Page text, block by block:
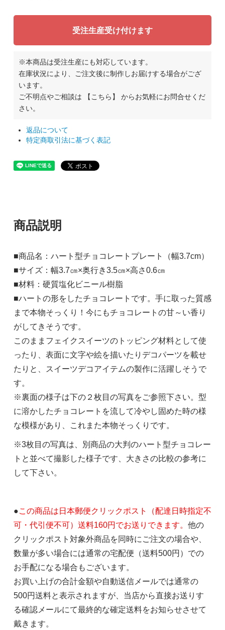
受注生産受け付けます
※本商品は受注生産にも対応しています。
在庫状況により、ご注文後に制作しお届けする場合がござ
います。
ご不明点やご相談は
【こちら】
からお気軽にお問合せくだ
さい。
返品について
特定商取引法に基づく表記
商品説明
■商品名：ハート型チョコレートプレート（幅3.7cm）
■サイズ：幅3.7㎝×奥行き3.5㎝×高さ0.6㎝
■材料：硬質塩化ビニール樹脂
■ハートの形をしたチョコレートです。手に取った質感
まで本物そっくり！今にもチョコレートの甘～い香り
がしてきそうです。
このままフェイクスイーツのトッピング材料として使
ったり、表面に文字や絵を描いたりデコパーツを載せ
たりと、スイーツデコアイテムの製作に活躍しそうで
す。
※裏面の様子は下の２枚目の写真をご参照下さい。型
に溶かしたチョコレートを流して冷やし固めた時の様
な模様があり、これまた本物そっくりです。
※3枚目の写真は、別商品の大判のハート型チョコレー
トと並べて撮影した様子です、大きさの比較の参考に
して下さい。
●この商品は日本郵便クリックポスト（配達日時指定不
可・代引便不可）送料160円でお送りできます。 他の
クリックポスト対象外商品を同時にご注文の場合や、
数量が多い場合には通常の宅配便（送料500円）での
お手配になる場合もございます。
お買い上げの合計金額や自動送信メールでは通常の
500円送料と表示されますが、当店から直接お送りす
る確認メールにて最終的な確定送料をお知らせさせて
戴きます。